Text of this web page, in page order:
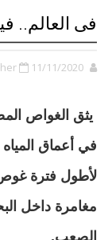
فى العالم..
11/11/2020
يثق الغواص
لأطول فترة
مغامرة داخل
الصعب.